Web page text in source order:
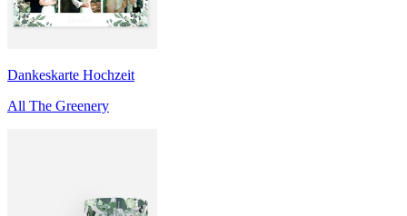
Dankeskarte Hochzeit
All The Greenery